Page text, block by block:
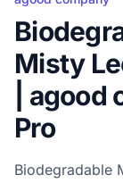
Misty
|
Pro
Biodegradable